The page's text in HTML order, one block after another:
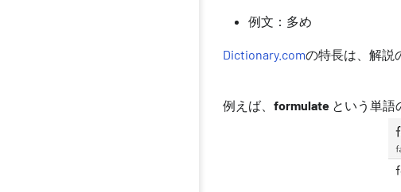
例文：多め
Dictionary.comの特長は、解説
例えば、 formulate という単語